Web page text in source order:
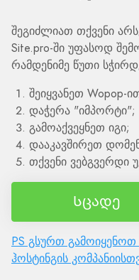
შეგიძლიათ თქვენი
Site.pro-ში უფასოდ
რამდენიმე წუთი
შეიყვანეთ Wopop-
დაჭერა "იმპორტი";
გამოაქვეყნეთ იგი;
დააკავშირეთ
თქვენი ვებგვერდი
Სცადე
PS გსურთ
ჰოსტინგის